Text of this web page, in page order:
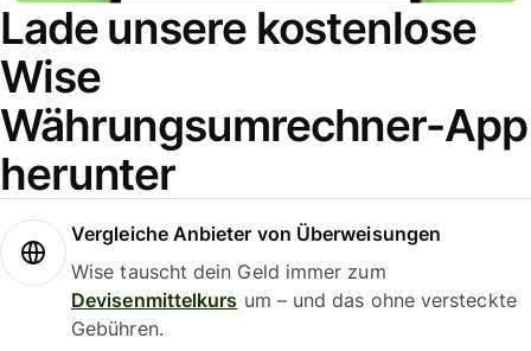
Lade unsere kostenlose
Wise
Währungsumrechner-App
herunter
Vergleiche Anbieter von Überweisungen
Wise tauscht dein Geld immer zum
Devisenmittelkurs um – und das ohne versteckte
Gebühren.